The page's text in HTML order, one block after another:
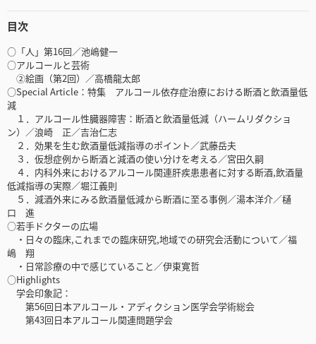
目次
○「人」第16回／池嶋健一
○アルコールと芸術
②絵画（第2回）／高橋龍太郎
○Special Article：特集 アルコール依存症治療における断酒と飲酒量低
減
１．アルコール性臓器障害：断酒と飲酒量低減（ハームリダクショ
ン）／浪崎 正／吉治仁志
２．効果を生む飲酒量低減指導のポイント／武藤岳夫
３．仮想症例から断酒と減酒の使い分けを考える／宮田久嗣
４．内科外来におけるアルコール関連肝疾患患者に対する断酒,飲酒量
低減指導の実際／堀江義則
５．減酒外来にみる飲酒量低減から断酒に至る事例／湯本洋介／樋
口 進
○若手ドクターの広場
・日々の臨床,これまでの臨床研究,地域での研究会活動について／福
嶋 翔
・日常診療の中で感じていること／伊東寛哲
○Highlights
学会印象記：
第56回日本アルコール・アディクション医学会学術総会
第43回日本アルコール関連問題学会